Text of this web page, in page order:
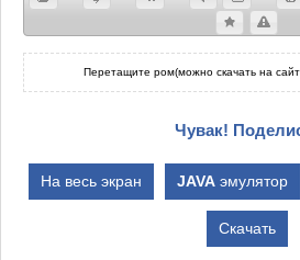
Перетащите ром(можно скачать на
Чувак!
На весь экран JAVA эмулятор
Скачать